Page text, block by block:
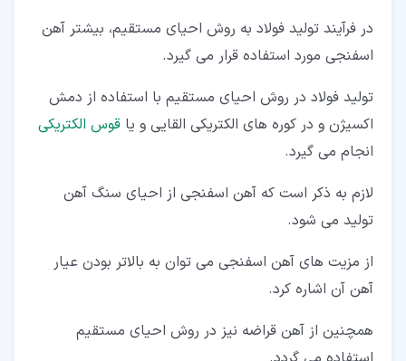
در فرآیند تولید فولاد به روش احیای مستقیم، بیشتر آهن
اسفنجی مورد استفاده قرار می گیرد.
تولید فولاد در روش احیای مستقیم با استفاده از دمش
اکسیژن و در کوره های الکتریکی القایی و یا قوس الکتریکی
انجام می گیرد.
لازم به ذکر است که آهن اسفنجی از احیای سنگ آهن
تولید می شود.
از مزیت های آهن اسفنجی می توان به بالاتر بودن عیار
آهن آن اشاره کرد.
همچنین از آهن قراضه نیز در روش احیای مستقیم